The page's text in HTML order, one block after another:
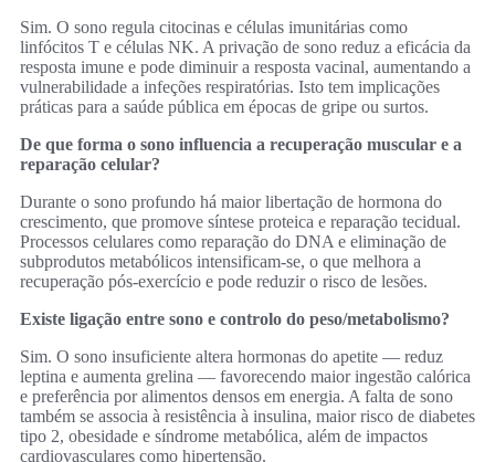
Sim. O sono regula citocinas e células imunitárias como
linfócitos T e células NK. A privação de sono reduz a eficácia da
resposta imune e pode diminuir a resposta vacinal, aumentando a
vulnerabilidade a infeções respiratórias. Isto tem implicações
práticas para a saúde pública em épocas de gripe ou surtos.
De que forma o sono influencia a recuperação muscular e a
reparação celular?
Durante o sono profundo há maior libertação de hormona do
crescimento, que promove síntese proteica e reparação tecidual.
Processos celulares como reparação do DNA e eliminação de
subprodutos metabólicos intensificam‑se, o que melhora a
recuperação pós‑exercício e pode reduzir o risco de lesões.
Existe ligação entre sono e controlo do peso/metabolismo?
Sim. O sono insuficiente altera hormonas do apetite — reduz
leptina e aumenta grelina — favorecendo maior ingestão calórica
e preferência por alimentos densos em energia. A falta de sono
também se associa à resistência à insulina, maior risco de diabetes
tipo 2, obesidade e síndrome metabólica, além de impactos
cardiovasculares como hipertensão.